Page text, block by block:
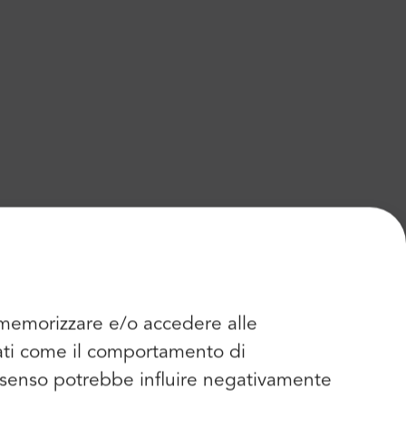
e/o accedere alle
come il comportamento di
potrebbe influire negativamente